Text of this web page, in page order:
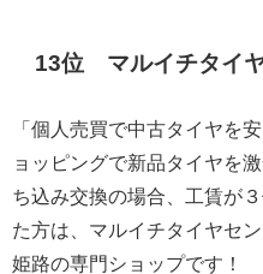
13位 マルイチタイ
「個人売買で中古タイヤを
ョッピングで新品タイヤを
ち込み交換の場合、工賃が
た方は、マルイチタイヤセ
姫路の専門ショップです！